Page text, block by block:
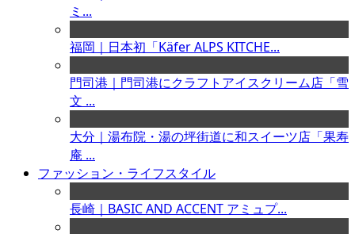
ミ...
福岡｜日本初「Käfer ALPS KITCHE...
門司港｜門司港にクラフトアイスクリーム店「雪
文 ...
大分｜湯布院・湯の坪街道に和スイーツ店「果寿
庵 ...
ファッション・ライフスタイル
長崎｜BASIC AND ACCENT アミュプ...